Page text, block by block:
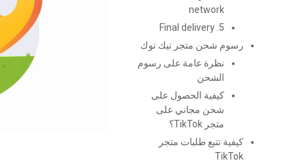
network
5. Final delivery
رسوم شحن متجر تيك توك
نظرة عامة على رسوم
الشحن
كيفية الحصول على
شحن مجاني على
متجر TikTok؟
كيفية تتبع طلبات متجر
TikTok